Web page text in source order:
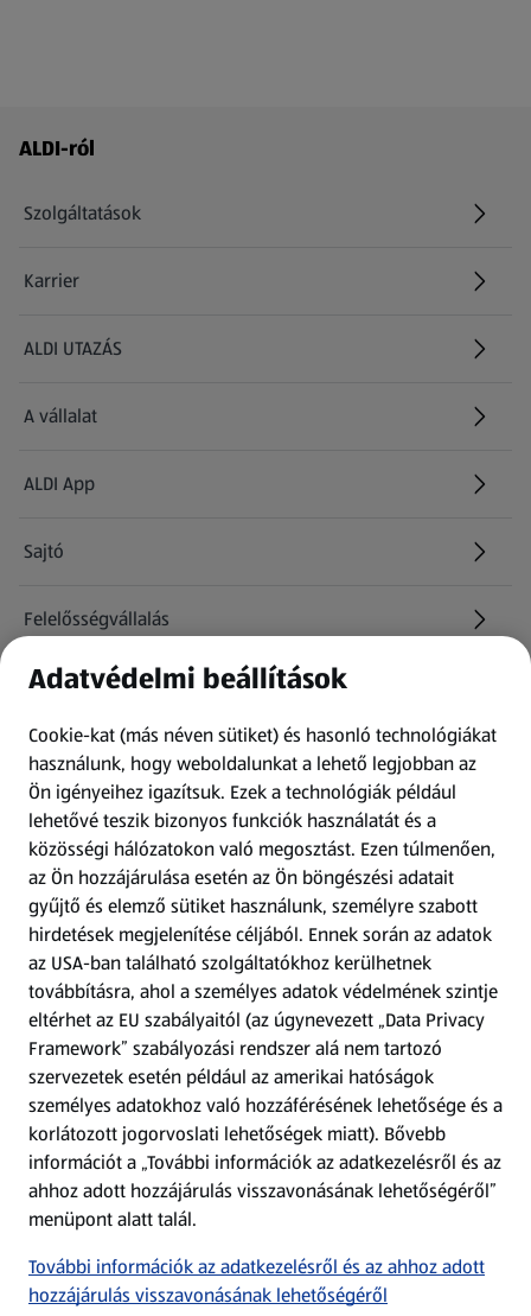
Láblécmenü - további linkek
ALDI-ról
Szolgáltatások
Karrier
(új oldalon nyílik meg)
ALDI UTAZÁS
(új oldalon nyílik meg)
A vállalat
ALDI App
Sajtó
Felelősségvállalás
Információk
Kérdőív
Fizetési lehetőségek
ALDI utalványok
Árcsökkentés
Adattörlő alkalmazás
Szervizpont
(új oldalon nyílik meg)
Fedezz fel minket az interneten!
Töltsd le az ALDI Magyarország applikációt!
Adatvédelmi beállítások
Cookie-kat (más néven sütiket) és hasonló technológiákat
használunk, hogy weboldalunkat a lehető legjobban az
Ön igényeihez igazítsuk. Ezek a technológiák például
lehetővé teszik bizonyos funkciók használatát és a
közösségi hálózatokon való megosztást. Ezen túlmenően,
az Ön hozzájárulása esetén az Ön böngészési adatait
gyűjtő és elemző sütiket használunk, személyre szabott
hirdetések megjelenítése céljából. Ennek során az adatok
az USA-ban található szolgáltatókhoz kerülhetnek
továbbításra, ahol a személyes adatok védelmének szintje
eltérhet az EU szabályaitól (az úgynevezett „Data Privacy
Framework” szabályozási rendszer alá nem tartozó
szervezetek esetén például az amerikai hatóságok
személyes adatokhoz való hozzáférésének lehetősége és a
korlátozott jogorvoslati lehetőségek miatt). Bővebb
információt a „További információk az adatkezelésről és az
ahhoz adott hozzájárulás visszavonásának lehetőségéről”
menüpont alatt talál.
További információk az adatkezelésről és az ahhoz adott
hozzájárulás visszavonásának lehetőségéről